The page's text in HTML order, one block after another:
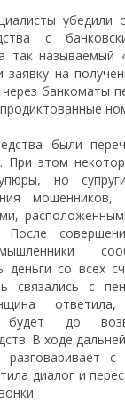
убедили
с
так называемый
на
банкоматы
были
При этом
но
мошенников,
деньги со всех
связались с
до
В ходе
с
диалог и